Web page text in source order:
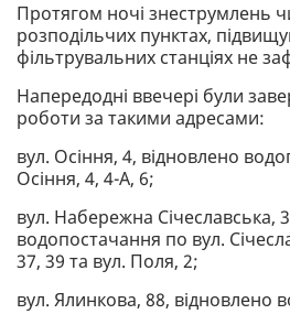
Протягом ночі знеструмлень
розподільчих пунктах,
фільтрувальних станціях не
Напередодні ввечері були
роботи за такими адресами:
вул. Осіння, 4, відновлено
Осіння, 4, 4-А, 6;
вул. Набережна Січеславська,
водопостачання по вул.
37, 39 та вул. Поля, 2;
вул. Ялинкова, 88, відновлено